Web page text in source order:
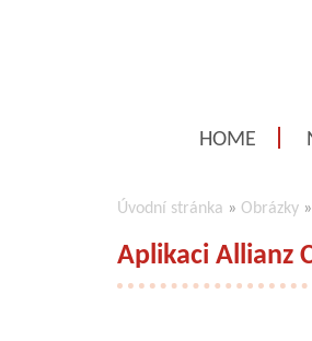
HOME
Úvodní stránka » Obrázky »
Aplikaci Allianz